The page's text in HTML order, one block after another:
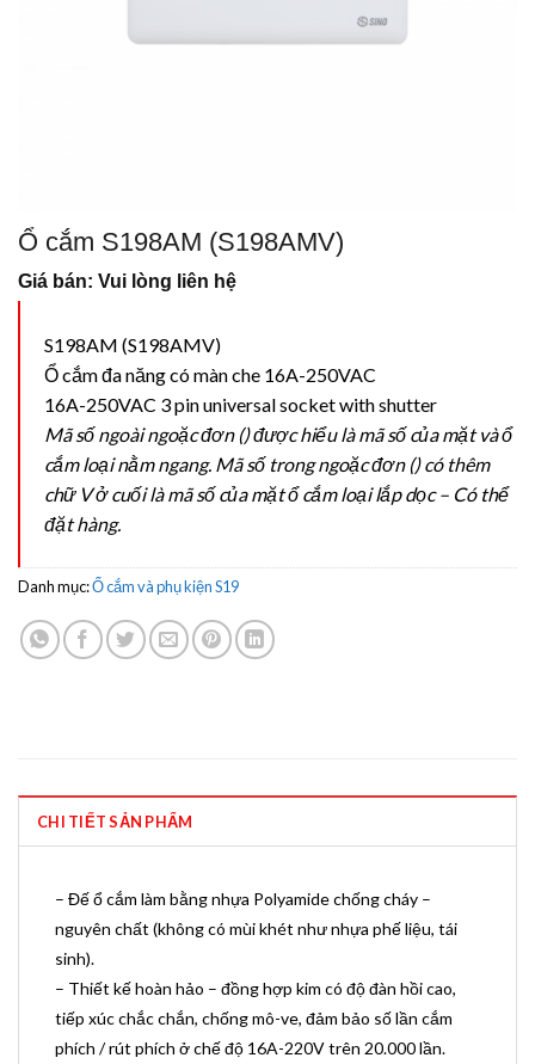
Ổ cắm S198AM (S198AMV)
Giá bán: Vui lòng liên hệ
S198AM (S198AMV)
Ổ cắm đa năng có màn che 16A-250VAC
16A-250VAC 3 pin universal socket with shutter
Mã số ngoài ngoặc đơn () được hiểu là mã số của mặt và ổ
cắm loại nằm ngang. Mã số trong ngoặc đơn () có thêm
chữ V ở cuối là mã số của mặt ổ cắm loại lắp dọc – Có thể
đặt hàng.
Danh mục:Ổ cắm và phụ kiện S19
CHI TIẾT SẢN PHẨM
– Đế ổ cắm làm bằng nhựa Polyamide chống cháy –
nguyên chất (không có mùi khét như nhựa phế liệu, tái
sinh).
– Thiết kế hoàn hảo – đồng hợp kim có độ đàn hồi cao,
tiếp xúc chắc chắn, chống mô-ve, đảm bảo số lần cắm
phích / rút phích ở chế độ 16A-220V trên 20.000 lần.